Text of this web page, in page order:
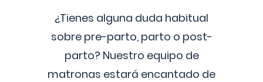
¿Tienes alguna duda habitual
sobre pre-parto, parto o post-
parto? Nuestro equipo de
matronas estará encantado de